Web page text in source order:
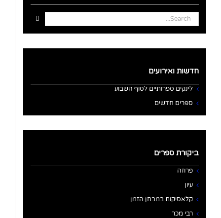
Search
for:
חדשות ואירועים
לינקים ספרותיים לסוף השבוע
ספרים חדשים
ביקורת ספרים
פרוזה
עיון
קלאסיקות במבחן הזמן
רבי מכר